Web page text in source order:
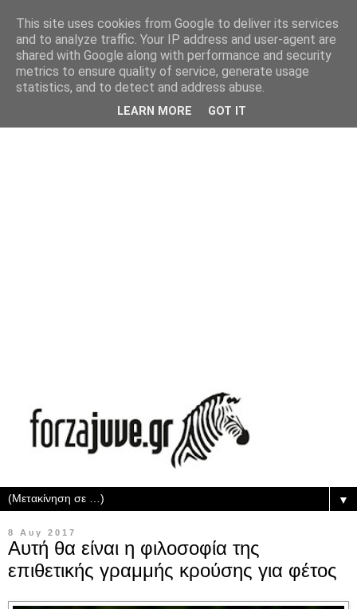
▼
8 Αυγ 2017
Αυτή θα είναι η φιλοσοφία της
επιθετικής γραμμής κρούσης για φέτος
This site uses cookies from Google to deliver its services
and to analyze traffic. Your IP address and user-agent are
shared with Google along with performance and security
metrics to ensure quality of service, generate usage
statistics, and to detect and address abuse.
LEARN MORE GOT IT